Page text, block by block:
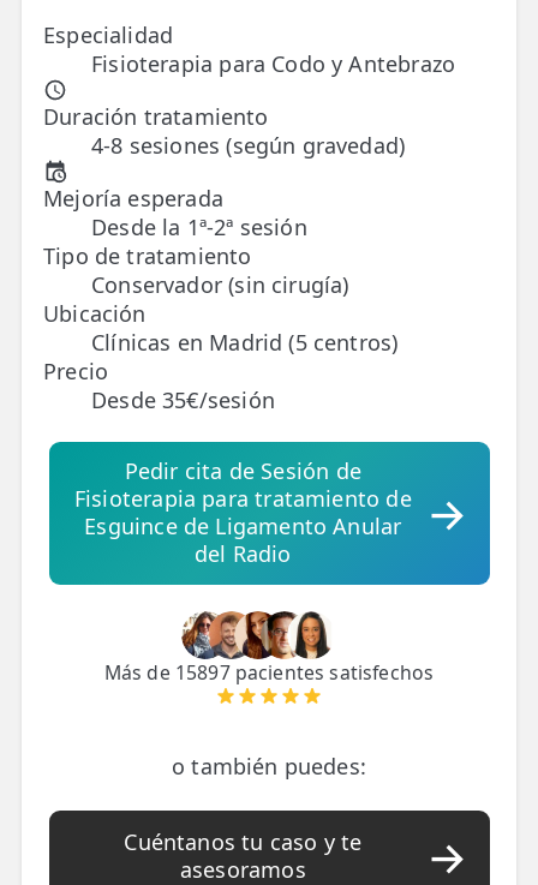
🫁 Fisioterapia Respiratoria
👶 Fisioterapia Pediátrica
TRATAMIENTOS
✅ Punción Seca
✅ Ondas de Choque
✅ EPTE - EPI
ESTÉTICA
✨ Fisioestética
✨ Drenaje Linfático Manual
✨ Presoterapia
✨ Cicatrices y Estrías
FRECUENTES
Rotura Fibrilar
Hernia Discal
Especialidad
Fisioterapia para Codo y Antebrazo
Duración tratamiento
4-8 sesiones (según gravedad)
Mejoría esperada
Desde la 1ª-2ª sesión
Tipo de tratamiento
Conservador (sin cirugía)
Ubicación
Clínicas en Madrid (5 centros)
Precio
Desde 35€/sesión
Pedir cita de Sesión de
Fisioterapia para tratamiento de
Esguince de Ligamento Anular
del Radio
Más de 15897 pacientes satisfechos
o también puedes:
Cuéntanos tu caso y te
asesoramos